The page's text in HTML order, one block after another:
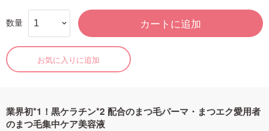
数量 カートに追加
お気に入りに追加
業界初*1！黒ケラチン*2 配合のまつ毛パーマ・まつエク愛用者
のまつ毛集中ケア美容液